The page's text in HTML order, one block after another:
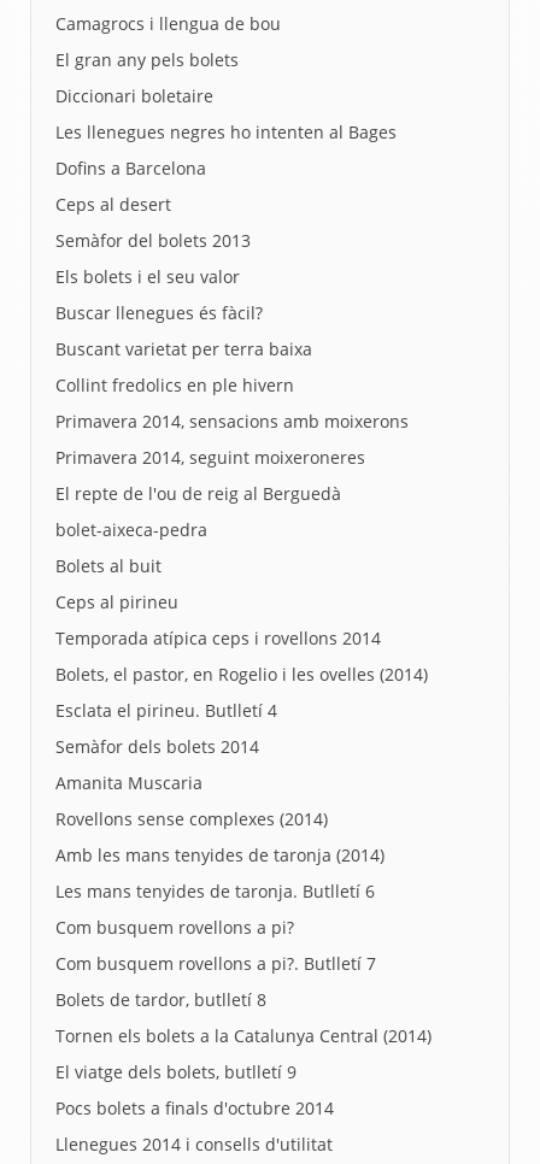
Camagrocs i llengua de bou
El gran any pels bolets
Diccionari boletaire
Les llenegues negres ho intenten al Bages
Dofins a Barcelona
Ceps al desert
Semàfor del bolets 2013
Els bolets i el seu valor
Buscar llenegues és fàcil?
Buscant varietat per terra baixa
Collint fredolics en ple hivern
Primavera 2014, sensacions amb moixerons
Primavera 2014, seguint moixeroneres
El repte de l'ou de reig al Berguedà
bolet-aixeca-pedra
Bolets al buit
Ceps al pirineu
Temporada atípica ceps i rovellons 2014
Bolets, el pastor, en Rogelio i les ovelles (2014)
Esclata el pirineu. Butlletí 4
Semàfor dels bolets 2014
Amanita Muscaria
Rovellons sense complexes (2014)
Amb les mans tenyides de taronja (2014)
Les mans tenyides de taronja. Butlletí 6
Com busquem rovellons a pi?
Com busquem rovellons a pi?. Butlletí 7
Bolets de tardor, butlletí 8
Tornen els bolets a la Catalunya Central (2014)
El viatge dels bolets, butlletí 9
Pocs bolets a finals d'octubre 2014
Llenegues 2014 i consells d'utilitat